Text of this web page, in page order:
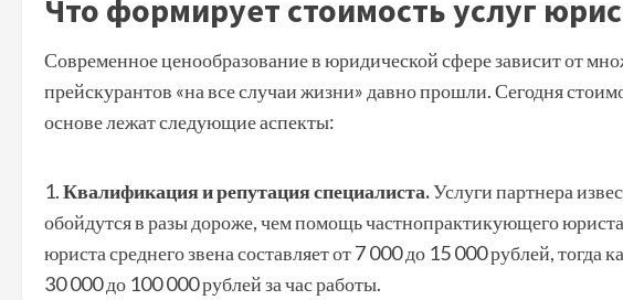
Что формирует стоимость услуг
Современное ценообразование в юридической сфере зависит от
прейскурантов «на все случаи жизни» давно прошли. Сегодня
основе лежат следующие аспекты:
Квалификация и репутация специалиста.Услуги партнера
обойдутся в разы дороже, чем помощь частнопрактикующего
юриста среднего звена составляет от 7 000 до 15 000 рублей, тогда
30 000 до 100 000 рублей за час работы.